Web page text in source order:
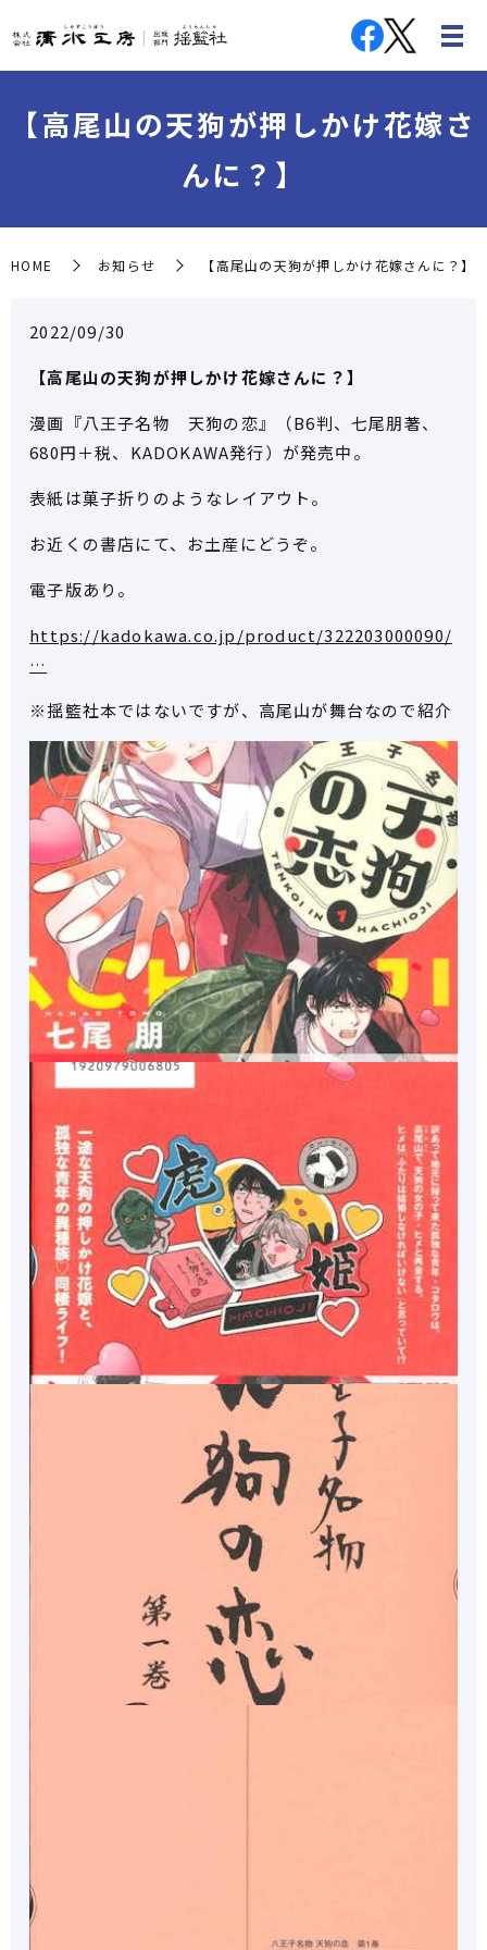
【高尾山の天狗が押しかけ花嫁さ
んに？】
HOME お知らせ 【高尾山の天狗が押しかけ花嫁さんに？】
2022/09/30
【高尾山の天狗が押しかけ花嫁さんに？】
漫画『八王子名物 天狗の恋』（B6判、七尾朋著、
680円＋税、KADOKAWA発行）が発売中。
表紙は菓子折りのようなレイアウト。
お近くの書店にて、お土産にどうぞ。
電子版あり。
https://kadokawa.co.jp/product/322203000090/
…
※揺籃社本ではないですが、高尾山が舞台なので紹介